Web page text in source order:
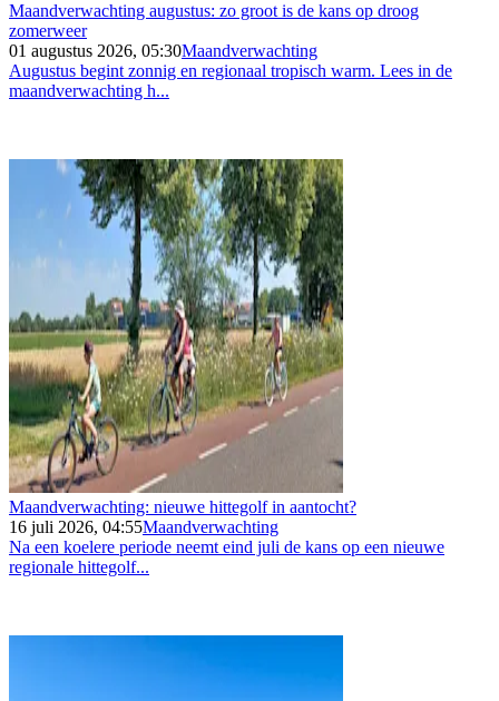
Maandverwachting augustus: zo groot is de kans op droog
zomerweer
01 augustus 2026, 05:30Maandverwachting
Augustus begint zonnig en regionaal tropisch warm. Lees in de
maandverwachting h...
Maandverwachting: nieuwe hittegolf in aantocht?
16 juli 2026, 04:55Maandverwachting
Na een koelere periode neemt eind juli de kans op een nieuwe
regionale hittegolf...